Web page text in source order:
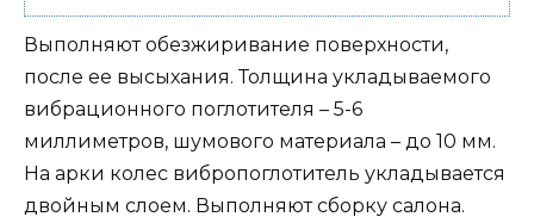
Выполняют обезжиривание поверхности,
после ее высыхания. Толщина укладываемого
вибрационного поглотителя – 5-6
миллиметров, шумового материала – до 10 мм.
На арки колес вибропоглотитель укладывается
двойным слоем. Выполняют сборку салона.